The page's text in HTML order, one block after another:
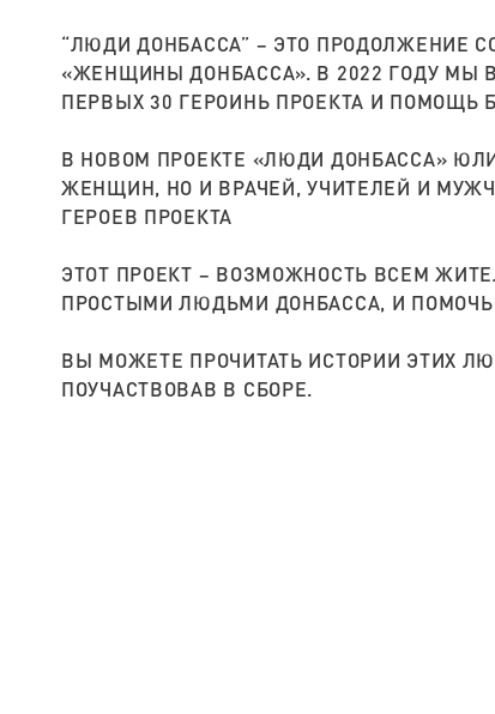
“ЛЮДИ ДОНБАССА” – ЭТО ПРОДОЛЖЕНИЕ
«ЖЕНЩИНЫ ДОНБАССА». В 2022 ГОДУ МЫ
ПЕРВЫХ 30 ГЕРОИНЬ ПРОЕКТА И ПОМОЩЬ
В НОВОМ ПРОЕКТЕ «ЛЮДИ ДОНБАССА»
ЖЕНЩИН, НО И ВРАЧЕЙ, УЧИТЕЛЕЙ И
ГЕРОЕВ ПРОЕКТА
ЭТОТ ПРОЕКТ – ВОЗМОЖНОСТЬ ВСЕМ
ПРОСТЫМИ ЛЮДЬМИ ДОНБАССА, И
ВЫ МОЖЕТЕ ПРОЧИТАТЬ ИСТОРИИ ЭТИХ
ПОУЧАСТВОВАВ В СБОРЕ.